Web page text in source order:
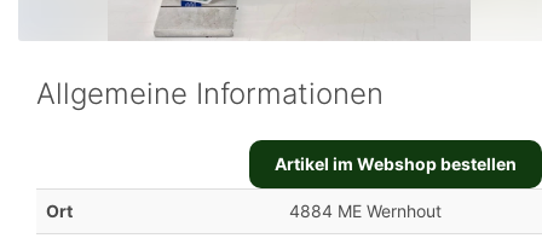
Allgemeine Informationen
Artikel im Webshop bestellen
Ort 4884 ME Wernhout